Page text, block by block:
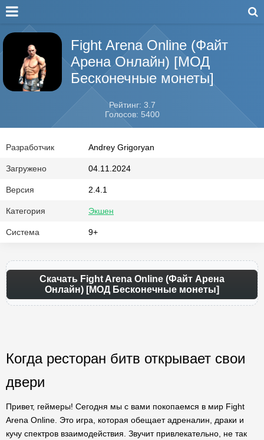
Fight Arena Online (Файт
Арена Онлайн) [МОД
Бесконечные монеты]
Рейтинг: 3.7
Голосов: 5400
Разработчик Andrey Grigoryan
Загружено 04.11.2024
Версия 2.4.1
Категория Экшен
Система 9+
Скачать Fight Arena Online (Файт Арена
Онлайн) [МОД Бесконечные монеты]
Когда ресторан битв открывает свои
двери
Привет, геймеры! Сегодня мы с вами покопаемся в мир Fight
Arena Online. Это игра, которая обещает адреналин, драки и
кучу спектров взаимодействия. Звучит привлекательно, не так